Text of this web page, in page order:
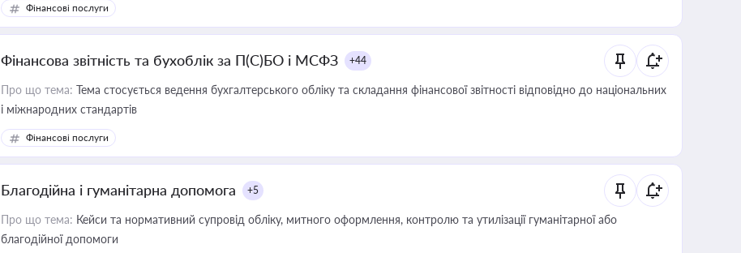
Фінансові послуги
Фінансова звітність та бухоблік за П(С)БО і МСФЗ +44
Про що тема: Тема стосується ведення бухгалтерського обліку та складання фінансової звітності відповідно до національних
і міжнародних стандартів
Фінансові послуги
Благодійна і гуманітарна допомога +5
Про що тема: Кейси та нормативний супровід обліку, митного оформлення, контролю та утилізації гуманітарної або
благодійної допомоги